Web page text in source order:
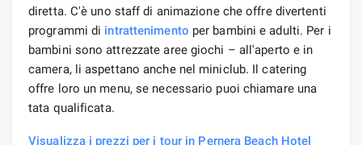
diretta. C'è uno staff di animazione che offre divertenti
programmi di intrattenimento per bambini e adulti. Per i
bambini sono attrezzate aree giochi – all'aperto e in
camera, li aspettano anche nel miniclub. Il catering
offre loro un menu, se necessario puoi chiamare una
tata qualificata.
Visualizza i prezzi per i tour in Pernera Beach Hotel